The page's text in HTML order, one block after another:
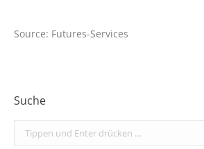
Source: Futures-Services
Suche
Search: